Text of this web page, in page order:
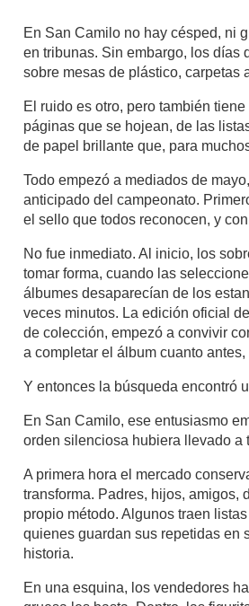
En San Camilo no hay césped, ni
en tribunas. Sin embargo, los días
sobre mesas de plástico, carpetas
El ruido es otro, pero también
páginas que se hojean, de las
de papel brillante que, para
Todo empezó a mediados de
anticipado del campeonato.
el sello que todos reconocen, y
No fue inmediato. Al inicio, los
tomar forma, cuando las
álbumes desaparecían de los
veces minutos. La edición oficial
de colección, empezó a convivir
a completar el álbum cuanto
Y entonces la búsqueda encontró
En San Camilo, ese entusiasmo
orden silenciosa hubiera llevado a
A primera hora el mercado
transforma. Padres, hijos, amigos,
propio método. Algunos traen
quienes guardan sus repetidas en
historia.
En una esquina, los vendedores